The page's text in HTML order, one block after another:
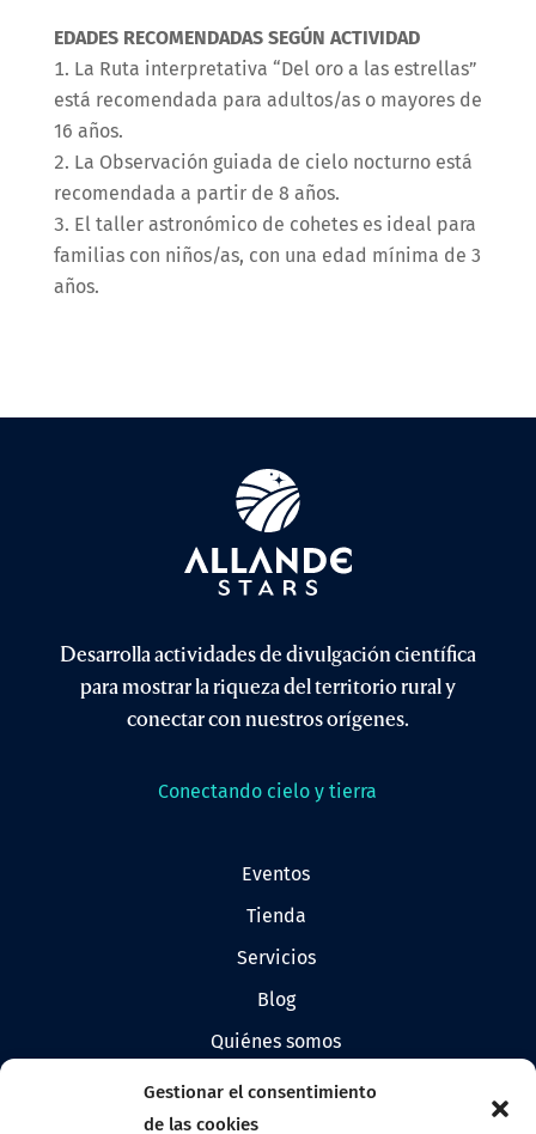
Gestionar el consentimiento
de las cookies
EDADES RECOMENDADAS SEGÚN ACTIVIDAD
La Ruta interpretativa “Del oro a las estrellas”
está recomendada para adultos/as o mayores de
16 años.
La Observación guiada de cielo nocturno está
recomendada a partir de 8 años.
El taller astronómico de cohetes es ideal para
familias con niños/as, con una edad mínima de 3
años.
Desarrolla actividades de divulgación científica
para mostrar la riqueza del territorio rural y
conectar con nuestros orígenes.
Conectando cielo y tierra
eventos
tienda
servicios
blog
quiénes somos
logos de allandestars